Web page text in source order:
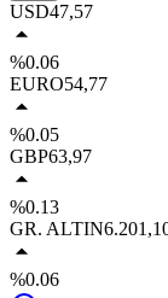
USD47,57
%0.06
EURO54,77
%0.05
GBP63,97
%0.13
GR. ALTIN
%0.06